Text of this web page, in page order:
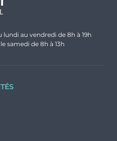
Non
lundi au vendredi de 8h à 19h
samedi de 8h à 13h